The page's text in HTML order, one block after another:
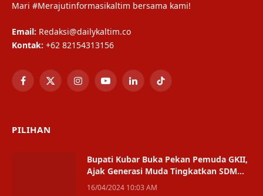
Mari #Merajutinformasikaltim bersama kami!
Email: Redaksi@dailykaltim.co
Kontak: +62 82154313156
Facebook
X
InstagramYouTubeLinkedInTikTok
PILIHAN
Bupati Kubar Buka Pekan Pemuda GKII,
Ajak Generasi Muda Tingkatkan SDM
Berkualitas
16/04/2024 10:03 AM